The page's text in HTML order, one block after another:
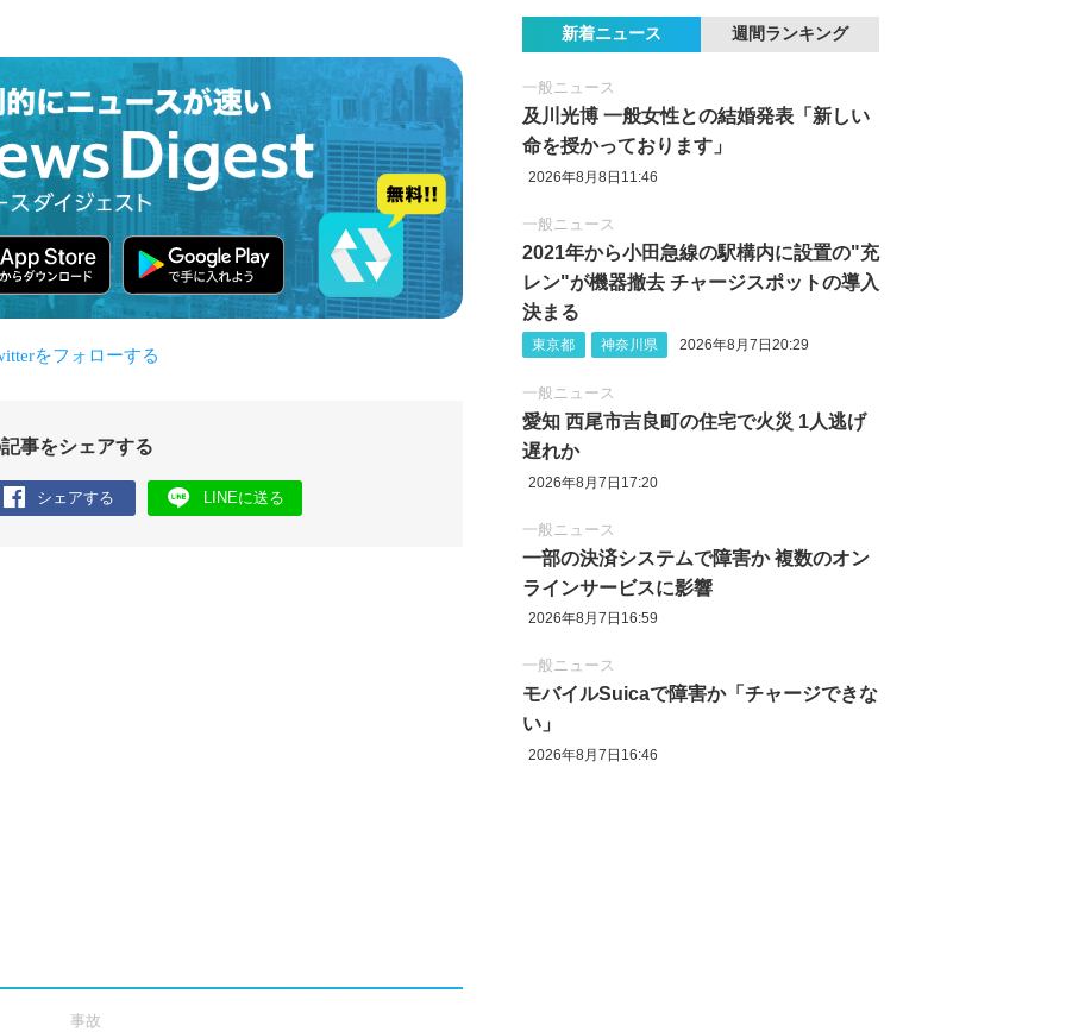
事をシェアする
シェアする LINEに送る
事故
新着ニュース 週間ランキング
一般ニュース
及川光博 一般女性との結婚発表「新しい
命を授かっております」
2026年8月8日11:46
一般ニュース
2021年から小田急線の駅構内に設置の"充
レン"が機器撤去 チャージスポットの導入
決まる
東京都 神奈川県 2026年8月7日20:29
一般ニュース
愛知 西尾市吉良町の住宅で火災 1人逃げ
遅れか
2026年8月7日17:20
一般ニュース
一部の決済システムで障害か 複数のオン
ラインサービスに影響
2026年8月7日16:59
一般ニュース
モバイルSuicaで障害か「チャージできな
い」
2026年8月7日16:46